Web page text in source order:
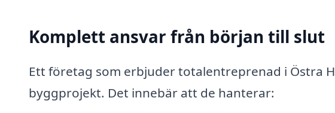
Komplett ansvar från början till slut
Ett företag som erbjuder totalentreprenad i Östra
byggprojekt. Det innebär att de hanterar: